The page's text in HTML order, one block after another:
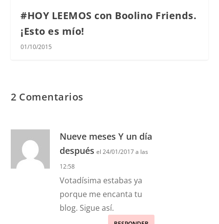
#HOY LEEMOS con Boolino Friends.
¡Esto es mío!
01/10/2015
2 Comentarios
Nueve meses Y un día
después el 24/01/2017 a las
12:58
Votadísima estabas ya
porque me encanta tu
blog. Sigue así.